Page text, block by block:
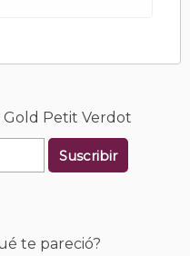
Gold Petit Verdot
Suscribir
te pareció?